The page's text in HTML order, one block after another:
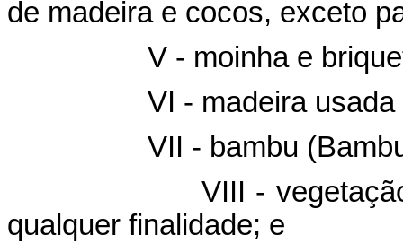
de madeira e cocos, exceto
moinha e briquetes
madeira usada e
- bambu (Bambusa
- vegetação
qualquer finalidade; e